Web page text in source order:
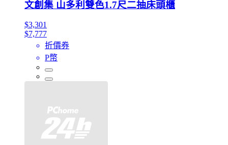
文創集 山多利雙色1.7尺二抽床頭櫃
$3,301
$7,777
折價券
P幣